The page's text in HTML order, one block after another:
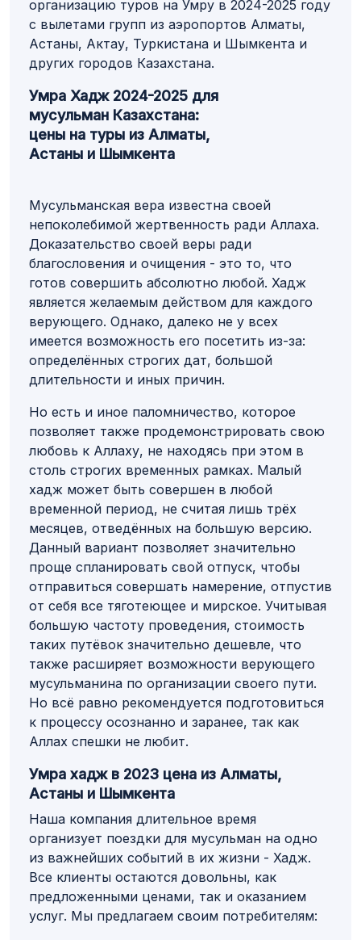
организацию туров на Умру в 2024-2025 году
с вылетами групп из аэропортов Алматы,
Астаны, Актау, Туркистана и Шымкента и
других городов Казахстана.
Умра Хадж 2024-2025 для
мусульман Казахстана:
цены на туры из Алматы,
Астаны и Шымкента
Мусульманская вера известна своей
непоколебимой жертвенность ради Аллаха.
Доказательство своей веры ради
благословения и очищения - это то, что
готов совершить абсолютно любой. Хадж
является желаемым действом для каждого
верующего. Однако, далеко не у всех
имеется возможность его посетить из-за:
определённых строгих дат, большой
длительности и иных причин.
Но есть и иное паломничество, которое
позволяет также продемонстрировать свою
любовь к Аллаху, не находясь при этом в
столь строгих временных рамках. Малый
хадж может быть совершен в любой
временной период, не считая лишь трёх
месяцев, отведённых на большую версию.
Данный вариант позволяет значительно
проще спланировать свой отпуск, чтобы
отправиться совершать намерение, отпустив
от себя все тяготеющее и мирское. Учитывая
большую частоту проведения, стоимость
таких путёвок значительно дешевле, что
также расширяет возможности верующего
мусульманина по организации своего пути.
Но всё равно рекомендуется подготовиться
к процессу осознанно и заранее, так как
Аллах спешки не любит.
Умра хадж в 2023 цена из Алматы,
Астаны и Шымкента
Наша компания длительное время
организует поездки для мусульман на одно
из важнейших событий в их жизни - Хадж.
Все клиенты остаются довольны, как
предложенными ценами, так и оказанием
услуг. Мы предлагаем своим потребителям: